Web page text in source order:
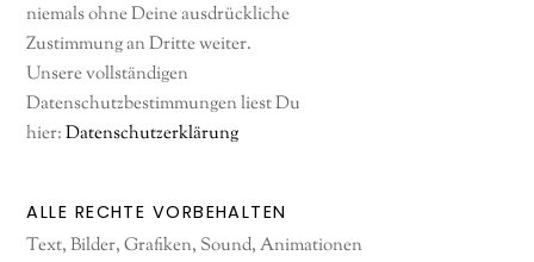
niemals ohne Deine ausdrückliche
Zustimmung an Dritte weiter.
Unsere vollständigen
Datenschutzbestimmungen liest Du
hier:Datenschutzerklärung
ALLE RECHTE VORBEHALTEN
Text, Bilder, Grafiken, Sound, Animationen